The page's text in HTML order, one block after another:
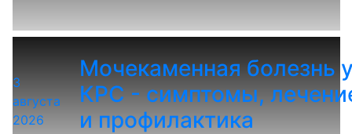
3
августа
2026
Мочекаменная болезнь
КРС - симптомы,
и профилактика